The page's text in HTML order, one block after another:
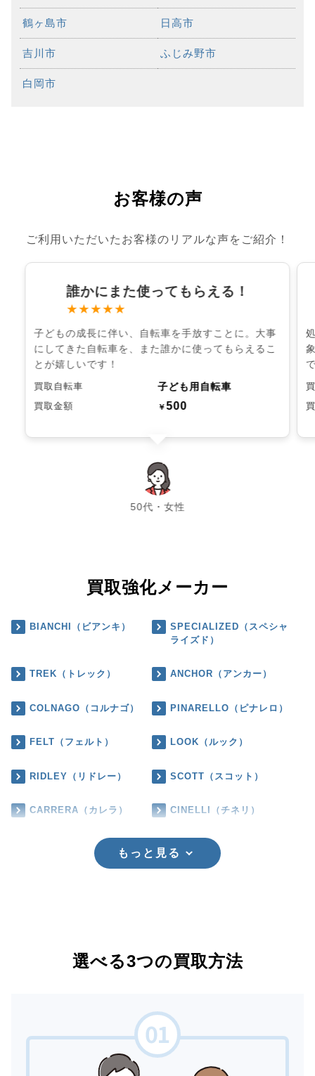
鶴ヶ島市 日高市
吉川市 ふじみ野市
白岡市
お客様の声
ご利用いただいたお客様のリアルな声をご紹介！
誰かにまた使ってもらえる！
★★★★★
子どもの成長に伴い、自転車を手放すことに。大事
にしてきた自転車を、また誰かに使ってもらえるこ
とが嬉しいです！
買取自転車 子ども用自転車
買取金額 ￥500
50代・女性
chevron_left chevron_right
買取強化メーカー
BIANCHI（ビアンキ）
SPECIALIZED（スペシャ
ライズド）
TREK（トレック） ANCHOR（アンカー）
COLNAGO（コルナゴ） PINARELLO（ピナレロ）
FELT（フェルト） LOOK（ルック）
RIDLEY（リドレー） SCOTT（スコット）
CARRERA（カレラ） CINELLI（チネリ）
もっと見る
選べる3つの買取方法